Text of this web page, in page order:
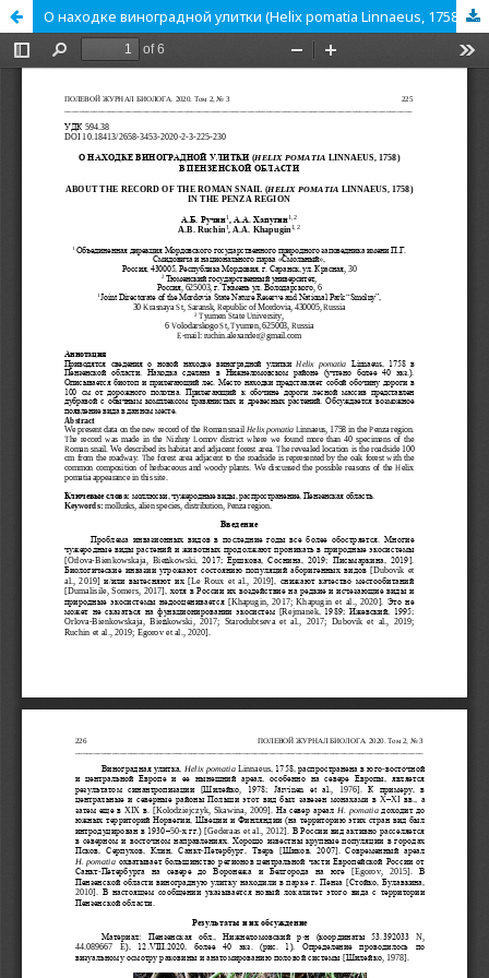
О находке виноградной улитки (Helix pomatia Linnaeus, 1758) в Пензенской области